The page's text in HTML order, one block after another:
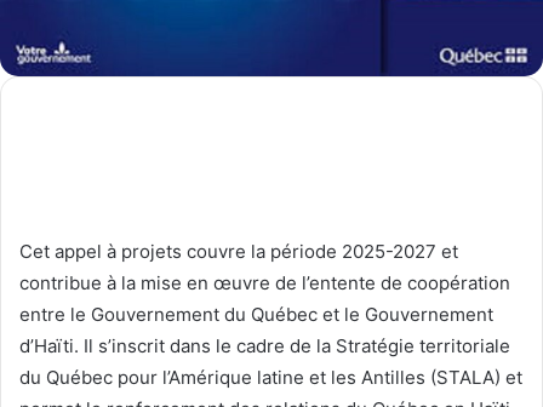
Cet appel à projets couvre la période 2025-2027 et
contribue à la mise en œuvre de l’entente de coopération
entre le Gouvernement du Québec et le Gouvernement
d’Haïti. Il s’inscrit dans le cadre de la Stratégie territoriale
du Québec pour l’Amérique latine et les Antilles (STALA) et